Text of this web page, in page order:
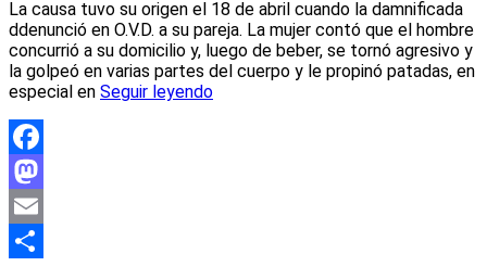
La causa tuvo su origen el 18 de abril cuando la damnificada
ddenunció en O.V.D. a su pareja. La mujer contó que el hombre
concurrió a su domicilio y, luego de beber, se tornó agresivo y
la golpeó en varias partes del cuerpo y le propinó patadas, en
especial en Seguir leyendo
Facebook
Mastodon
Email